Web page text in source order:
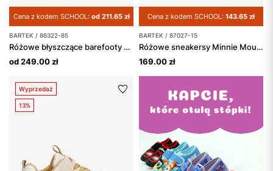
Cena z kodem SCHOOL: od 211.65 zł
BARTEK / 86322-85
Różowe błyszczące barefooty dziewczęce BARTEK 86322-85
od 249.00 zł
Cena z kodem SCHOOL: 143.65 zł
BARTEK / 87027-15
Różowe sneakersy Minnie Mouse ze świecącą podeszwą BARTEK 87027-15
169.00 zł
Wyprzedaż
13%